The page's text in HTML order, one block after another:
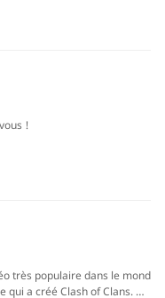
!
très populaire dans le mond
a créé Clash of Clans. Ce